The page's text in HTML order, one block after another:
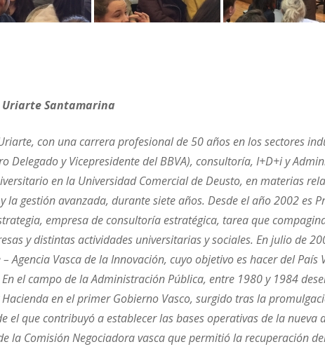
Uriarte Santamarina
con una carrera profesional de 50 años en los sectores
Delegado y Vicepresidente del BBVA), consultoría, I+D+i y
en la Universidad Comercial de Deusto, en materias
la gestión avanzada, durante siete años. Desde el año 2002 es
empresa de consultoría estratégica, tarea que
y distintas actividades universitarias y sociales. En julio de
Agencia Vasca de la Innovación, cuyo objetivo es hacer del País
el campo de la Administración Pública, entre 1980 y 1984
en el primer Gobierno Vasco, surgido tras la
el que contribuyó a establecer las bases operativas de la nueva
la Comisión Negociadora vasca que permitió la recuperación